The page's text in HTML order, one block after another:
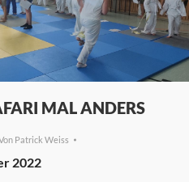
MAL ANDERS
Patrick Weiss
2022